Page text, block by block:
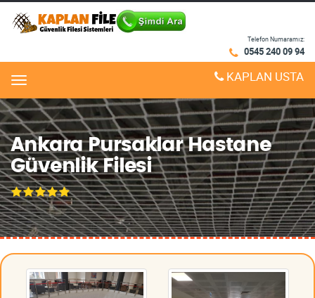
Telefon Numaramız:
0545 240 09 94
Menu KAPLAN USTA
Ankara Pursaklar Hastane
Güvenlik Filesi